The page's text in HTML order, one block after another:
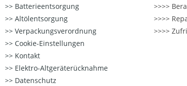
Batterieentsorgung
Altölentsorgung
Verpackungsverordnung
Cookie-Einstellungen
Kontakt
Elektro-Altgeräterücknahme
Datenschutz
>>
>>
>>